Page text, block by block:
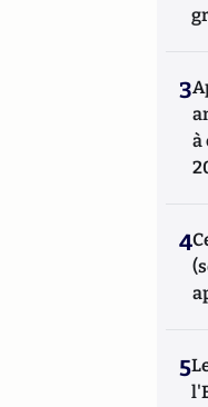
3
à
4
5